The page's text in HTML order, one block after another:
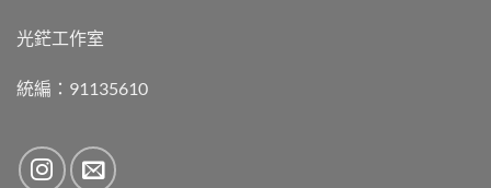
光鋩工作室
統編：91135610